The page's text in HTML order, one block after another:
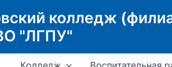
колледж
"ЛГПУ"